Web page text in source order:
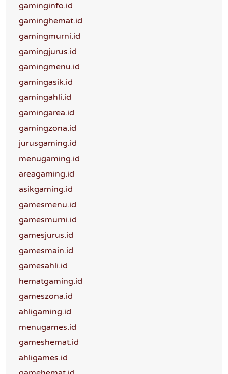
gaminginfo.id
gaminghemat.id
gamingmurni.id
gamingjurus.id
gamingmenu.id
gamingasik.id
gamingahli.id
gamingarea.id
gamingzona.id
jurusgaming.id
menugaming.id
areagaming.id
asikgaming.id
gamesmenu.id
gamesmurni.id
gamesjurus.id
gamesmain.id
gamesahli.id
hematgaming.id
gameszona.id
ahligaming.id
menugames.id
gameshemat.id
ahligames.id